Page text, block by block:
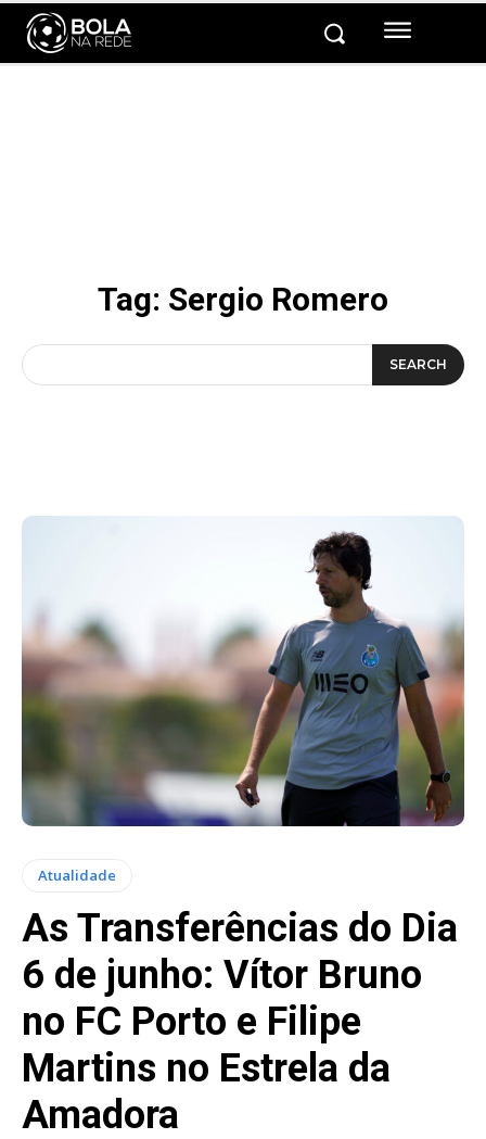
Tag: Sergio Romero
SEARCH
Atualidade
As Transferências do Dia
6 de junho: Vítor Bruno
no FC Porto e Filipe
Martins no Estrela da
Amadora